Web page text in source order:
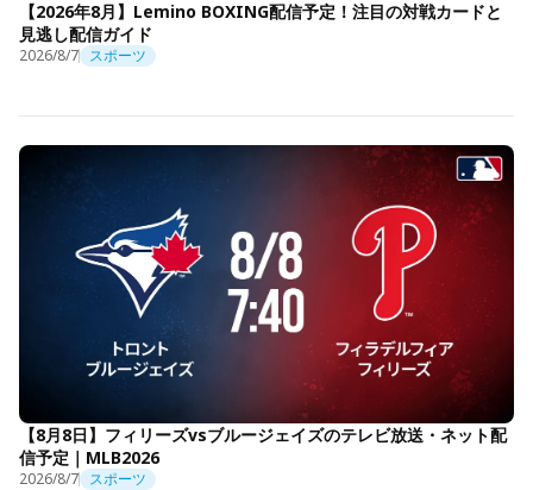
【2026年8月】Lemino BOXING配信予定！注目の対戦カードと
見逃し配信ガイド
2026/8/7 スポーツ
【8月8日】フィリーズvsブルージェイズのテレビ放送・ネット配
信予定｜MLB2026
2026/8/7 スポーツ